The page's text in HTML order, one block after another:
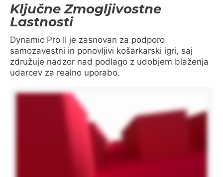
Ključne Zmogljivostne
Lastnosti
Dynamic Pro II je zasnovan za podporo
samozavestni in ponovljivi košarkarski igri, saj
združuje nadzor nad podlago z udobjem blaženja
udarcev za realno uporabo.